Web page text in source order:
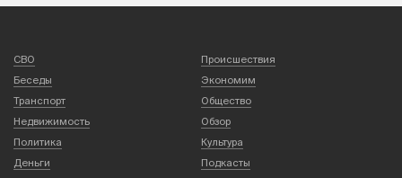
СВО
Происшествия
Беседы
Экономим
Транспорт
Общество
Недвижимость
Обзор
Политика
Культура
Деньги
Подкасты